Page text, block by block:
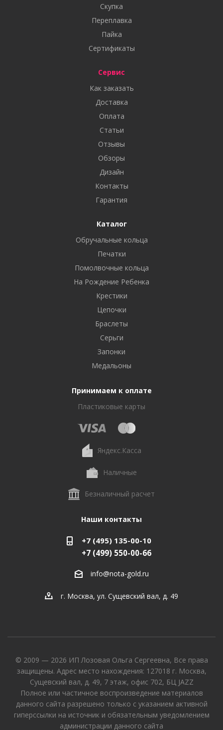
Скупка
Переплавка
Пайка
Сертификаты
Сервис
Как заказать
Доставка
Оплата
Статьи
Отзывы
Обзоры
Дизайн
Контакты
Гарантия
Каталог
Обручальные кольца
Печатки
Помолвочные кольца
На Рождение Ребенка
Крестики
Цепочки
Браслеты
Серьги
Запонки
Медальоны
Принимаем к оплате
Пластиковые карты
Яндекс.Касса
Наличные
Безналичный расчет
Наши контакты
+7 (495) 135-00-10
+7 (499) 550-00-66
info@nota-gold.ru
г. Москва, ул. Сущевский вал, д. 49
© 2009 — 2026 ИП Лозовая Ольга Сергеевна, Все права
защищены. Адрес место нахождения: 127018 г. Москва,
Сущевский вал, д. 49, 7 этаж, офис 702, БЦ JAZZ
Полное или частичное воспроизведение материалов
данного сайта разрешено только с указанием активной
гиперссылки на источник и обязательным уведомлением
администрации данного сайта